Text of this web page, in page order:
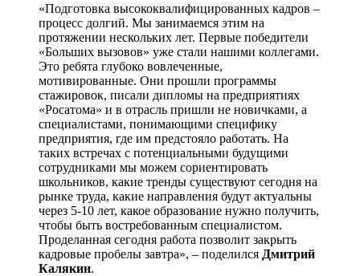
«Подготовка высококвалифицированных кадров –
процесс долгий. Мы занимаемся этим на
протяжении нескольких лет. Первые победители
«Больших вызовов» уже стали нашими коллегами.
Это ребята глубоко вовлеченные,
мотивированные. Они прошли программы
стажировок, писали дипломы на предприятиях
«Росатома» и в отрасль пришли не новичками, а
специалистами, понимающими специфику
предприятия, где им предстояло работать. На
таких встречах с потенциальными будущими
сотрудниками мы можем сориентировать
школьников, какие тренды существуют сегодня на
рынке труда, какие направления будут актуальны
через 5-10 лет, какое образование нужно получить,
чтобы быть востребованным специалистом.
Проделанная сегодня работа позволит закрыть
кадровые пробелы завтра», – поделился Дмитрий
Калякин.